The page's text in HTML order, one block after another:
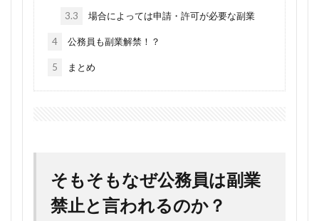
3.3 場合によっては申請・許可が必要な副業
4 公務員も副業解禁！？
5 まとめ
そもそもなぜ公務員は副業
禁止と言われるのか？